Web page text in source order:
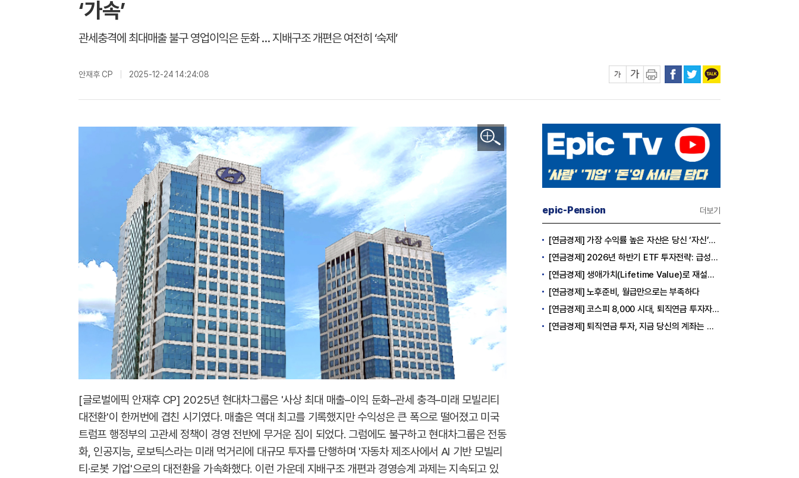
‘가속’
관세충격에 최대매출 불구 영업이익은 둔화 … 지배구조 개편은 여전히 ‘숙제’
안재후 CP 2025-12-24 14:24:08
이미지 확대보기
[글로벌에픽 안재후 CP] 2025년 현대차그룹은 '사상 최대 매출–이익 둔화–관세 충격–미래 모빌리티
대전환'이 한꺼번에 겹친 시기였다. 매출은 역대 최고를 기록했지만 수익성은 큰 폭으로 떨어졌고 미국
트럼프 행정부의 고관세 정책이 경영 전반에 무거운 짐이 되었다. 그럼에도 불구하고 현대차그룹은 전동
화, 인공지능, 로보틱스라는 미래 먹거리에 대규모 투자를 단행하며 '자동차 제조사에서 AI 기반 모빌리
티·로봇 기업'으로의 대전환을 가속화했다. 이런 가운데 지배구조 개편과 경영승계 과제는 지속되고 있
epic-Pension 더보기
[연금경제] 가장 수익률 높은 자산은 당신 ‘자신’이다
[연금경제] 2026년 하반기 ETF 투자전략: 급성장의 상반기를 접고, 이제 '실적'이 가르는 하반기를 맞다
[연금경제] 생애가치(Lifetime Value)로 재설계하는 은퇴 후 안정적 생활보장과 평생소득 전략
[연금경제] 노후준비, 월급만으로는 부족하다
[연금경제] 코스피 8,000 시대, 퇴직연금 투자자는 왜 지금 FOMO를 경계해야 하는가
[연금경제] 퇴직연금 투자, 지금 당신의 계좌는 어느 편인가?